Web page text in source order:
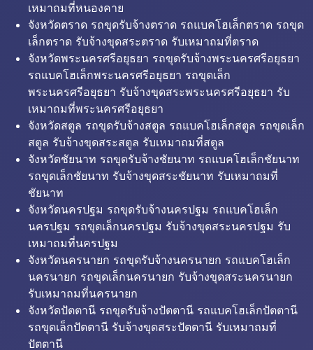
เหมาถมที่หนองคาย
จังหวัดตราด รถขุดรับจ้างตราด รถแบคโฮเล็กตราด รถขุด
เล็กตราด รับจ้างขุดสระตราด รับเหมาถมที่ตราด
จังหวัดพระนครศรีอยุธยา รถขุดรับจ้างพระนครศรีอยุธยา
รถแบคโฮเล็กพระนครศรีอยุธยา รถขุดเล็ก
พระนครศรีอยุธยา รับจ้างขุดสระพระนครศรีอยุธยา รับ
เหมาถมที่พระนครศรีอยุธยา
จังหวัดสตูล รถขุดรับจ้างสตูล รถแบคโฮเล็กสตูล รถขุดเล็ก
สตูล รับจ้างขุดสระสตูล รับเหมาถมที่สตูล
จังหวัดชัยนาท รถขุดรับจ้างชัยนาท รถแบคโฮเล็กชัยนาท
รถขุดเล็กชัยนาท รับจ้างขุดสระชัยนาท รับเหมาถมที่
ชัยนาท
จังหวัดนครปฐม รถขุดรับจ้างนครปฐม รถแบคโฮเล็ก
นครปฐม รถขุดเล็กนครปฐม รับจ้างขุดสระนครปฐม รับ
เหมาถมที่นครปฐม
จังหวัดนครนายก รถขุดรับจ้างนครนายก รถแบคโฮเล็ก
นครนายก รถขุดเล็กนครนายก รับจ้างขุดสระนครนายก
รับเหมาถมที่นครนายก
จังหวัดปัตตานี รถขุดรับจ้างปัตตานี รถแบคโฮเล็กปัตตานี
รถขุดเล็กปัตตานี รับจ้างขุดสระปัตตานี รับเหมาถมที่
ปัตตานี